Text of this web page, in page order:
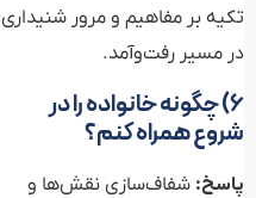
تکیه بر مفاهیم و مرور شنیداری
در مسیر رفت‌وآمد.
۶) چگونه خانواده را در
شروع همراه کنم؟
پاسخ: شفاف‌سازی نقش‌ها و